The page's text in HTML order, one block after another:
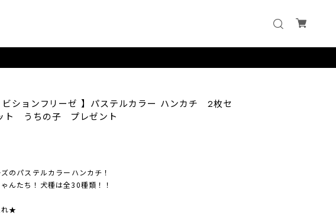
ビションフリーゼ 】パステルカラー ハンカチ 2枚セ
うちの子 プレゼント
のパステルカラーハンカチ！
んたち！犬種は全30種類！！
れ★